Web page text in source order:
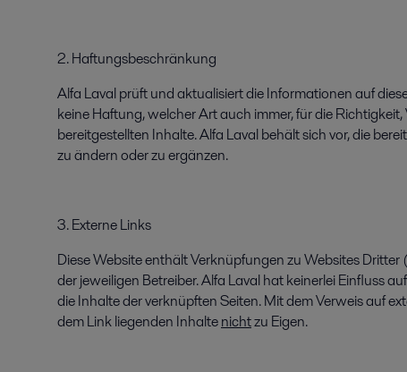
2. Haftungsbeschränkung
Alfa Laval prüft und aktualisiert die Informationen auf
keine Haftung, welcher Art auch immer, für die
bereitgestellten Inhalte. Alfa Laval behält sich vor, die
zu ändern oder zu ergänzen.
3. Externe Links
Diese Website enthält Verknüpfungen zu Websites
der jeweiligen Betreiber. Alfa Laval hat keinerlei Einfluss
die Inhalte der verknüpften Seiten. Mit dem Verweis auf
dem Link liegenden Inhaltenichtzu Eigen.